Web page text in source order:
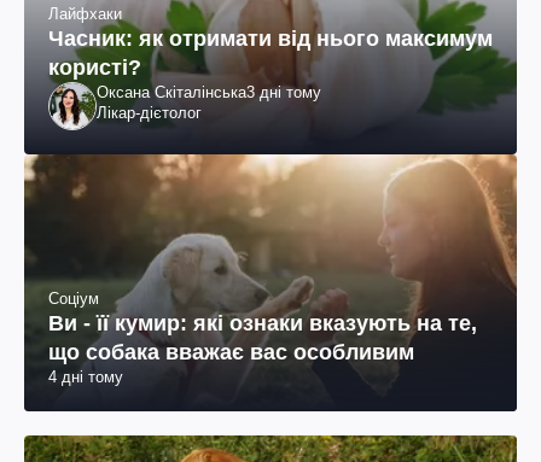
Лайфхаки
Часник: як отримати від нього максимум
користі?
Оксана Скіталінська3 дні тому
Лікар-дієтолог
Соціум
Ви - її кумир: які ознаки вказують на те,
що собака вважає вас особливим
4 дні тому